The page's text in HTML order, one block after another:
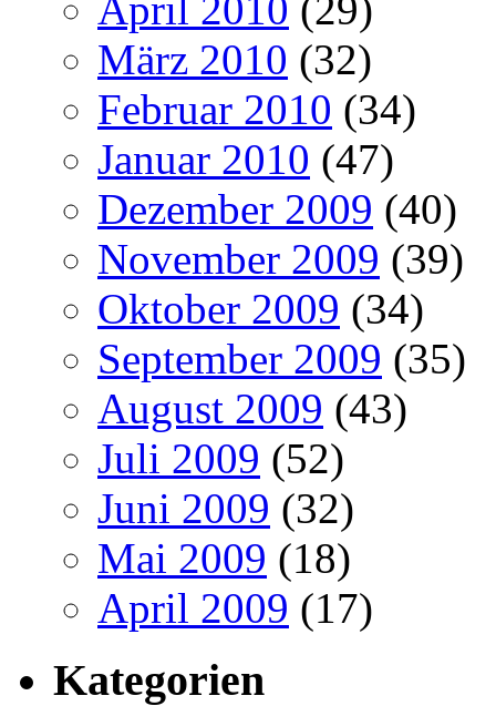
März 2010 (32)
Februar 2010 (34)
Januar 2010 (47)
Dezember 2009 (40)
November 2009 (39)
Oktober 2009 (34)
September 2009 (35)
August 2009 (43)
Juli 2009 (52)
Juni 2009 (32)
Mai 2009 (18)
April 2009 (17)
Kategorien